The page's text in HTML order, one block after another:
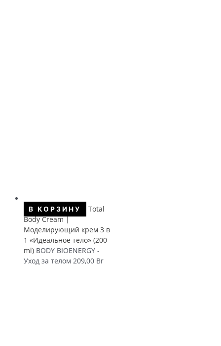
В КОРЗИНУ
Total
Body Cream |
Моделирующий крем 3 в
1 «Идеальное тело» (200
ml) BODY BIOENERGY -
Уход за телом 209,00 Br